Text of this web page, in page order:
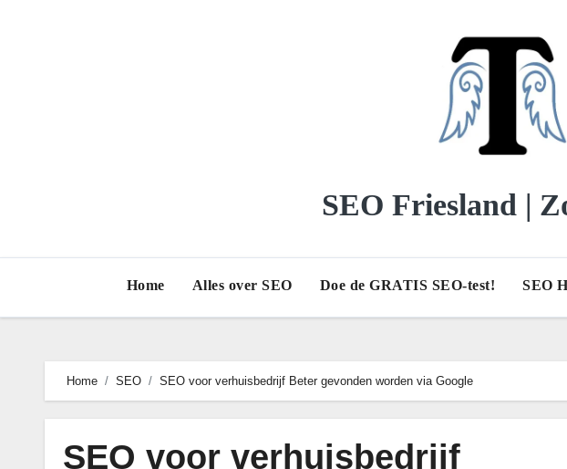
SEO Friesland |
Home Alles over SEO Doe de GRATIS SEO-test! SEO
Home SEO SEO voor verhuisbedrijf Beter gevonden worden via Google
SEO voor verhuisbedrijf